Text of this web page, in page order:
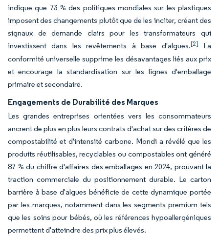
indique que 73 % des politiques mondiales sur les plastiques
imposent des changements plutôt que de les inciter, créant des
signaux de demande clairs pour les transformateurs qui
investissent dans les revêtements à base d'algues.[2] La
conformité universelle supprime les désavantages liés aux prix
et encourage la standardisation sur les lignes d'emballage
primaire et secondaire.
Engagements de Durabilité des Marques
Les grandes entreprises orientées vers les consommateurs
ancrent de plus en plus leurs contrats d'achat sur des critères de
compostabilité et d'intensité carbone. Mondi a révélé que les
produits réutilisables, recyclables ou compostables ont généré
87 % du chiffre d'affaires des emballages en 2024, prouvant la
traction commerciale du positionnement durable. Le carton
barrière à base d'algues bénéficie de cette dynamique portée
par les marques, notamment dans les segments premium tels
que les soins pour bébés, où les références hypoallergéniques
permettent d'atteindre des prix plus élevés.